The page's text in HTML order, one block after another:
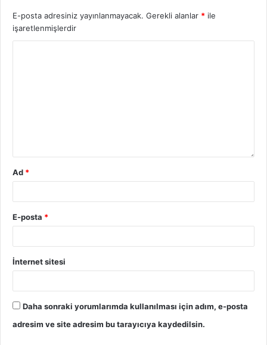
E-posta adresiniz yayınlanmayacak. Gerekli alanlar * ile
işaretlenmişlerdir
Ad *
E-posta *
İnternet sitesi
Daha sonraki yorumlarımda kullanılması için adım, e-posta
adresim ve site adresim bu tarayıcıya kaydedilsin.